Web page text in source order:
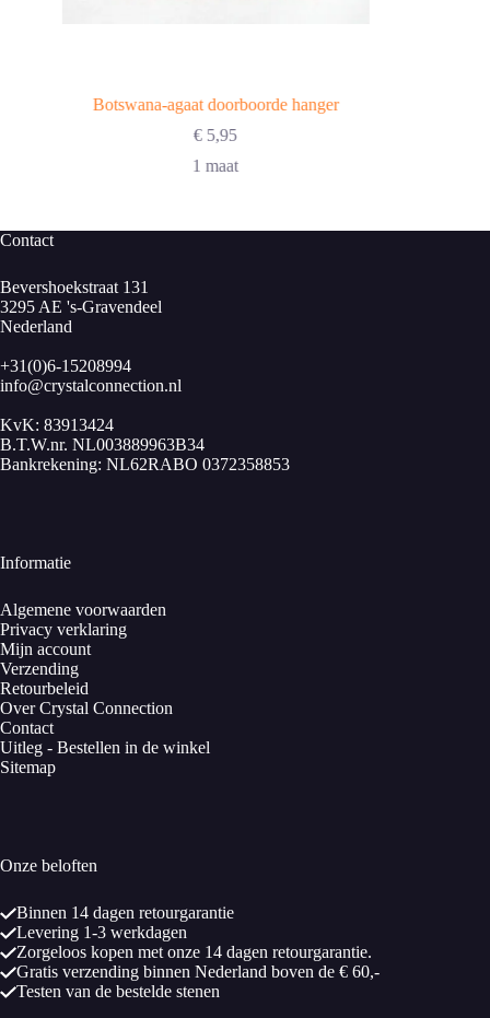
Botswana-agaat doorboorde hanger
€ 5,95
1 maat
Contact
Bevershoekstraat 131
3295 AE 's-Gravendeel
Nederland
+31(0)6-15208994
info@crystalconnection.nl
KvK: 83913424
B.T.W.nr. NL003889963B34
Bankrekening: NL62RABO 0372358853
Informatie
Algemene voorwaarden
Privacy verklaring
Mijn account
Verzending
Retourbeleid
Over Crystal Connection
Contact
Uitleg - Bestellen in de winkel
Sitemap
Onze beloften
Binnen 14 dagen retourgarantie
Levering 1-3 werkdagen
Zorgeloos kopen met onze 14 dagen retourgarantie.
Gratis verzending binnen Nederland boven de € 60,-
Testen van de bestelde stenen